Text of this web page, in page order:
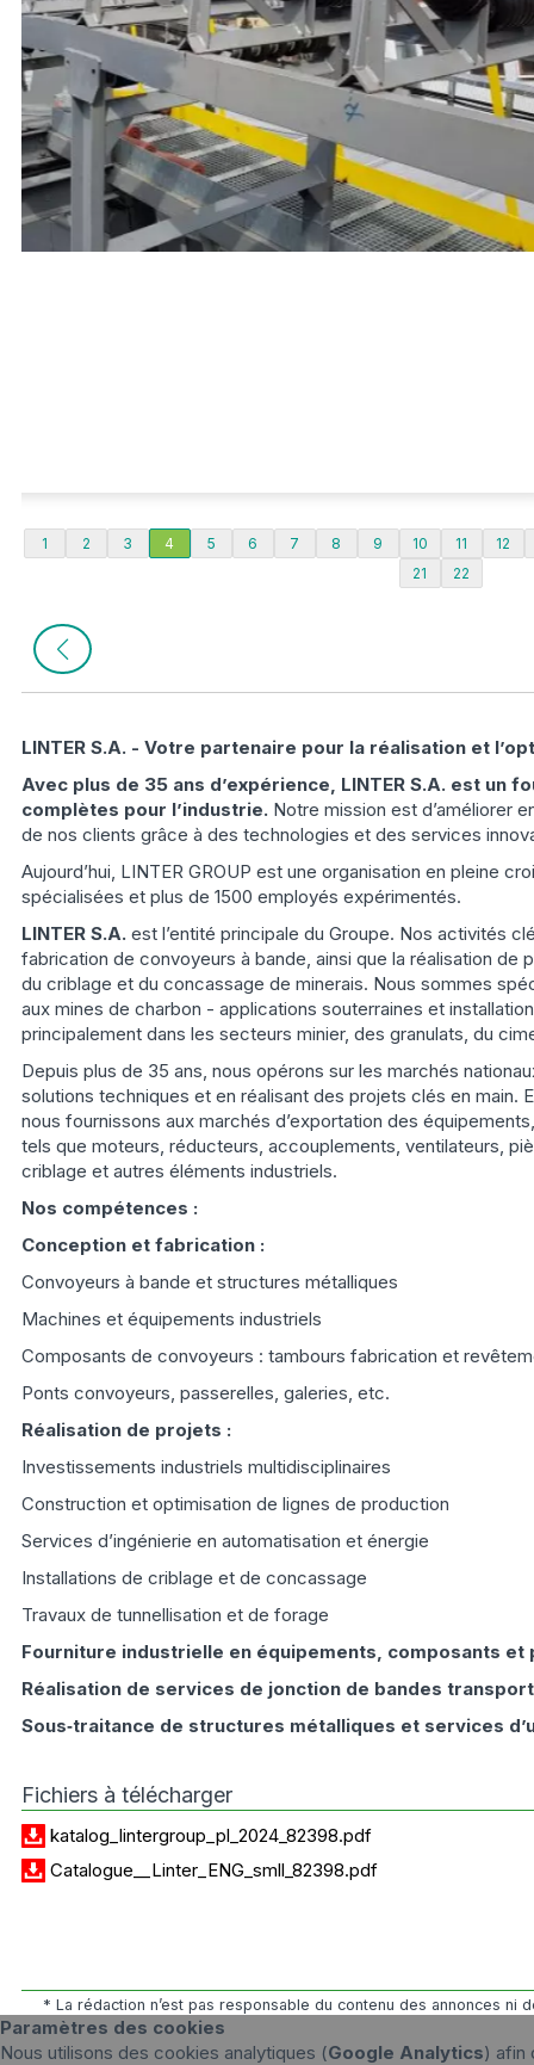
1 2 3 4 5 6 7 8 9 10 11
12
21
22
LINTER S.A. - Votre partenaire pour la réalisation et
Avec plus de 35 ans d’expérience, LINTER S.A. est un
complètes pour l’industrie. Notre mission est d’améliorer
de nos clients grâce à des technologies et des services
Aujourd’hui, LINTER GROUP est une organisation en pleine
spécialisées et plus de 1500 employés expérimentés.
LINTER S.A. est l’entité principale du Groupe. Nos activités
fabrication de convoyeurs à bande, ainsi que la réalisation de
du criblage et du concassage de minerais. Nous sommes
aux mines de charbon - applications souterraines et
principalement dans les secteurs minier, des granulats, du
Depuis plus de 35 ans, nous opérons sur les marchés
solutions techniques et en réalisant des projets clés en main.
nous fournissons aux marchés d’exportation des
tels que moteurs, réducteurs, accouplements, ventilateurs,
criblage et autres éléments industriels.
Nos compétences :
Conception et fabrication :
Convoyeurs à bande et structures métalliques
Machines et équipements industriels
Composants de convoyeurs : tambours fabrication et
Ponts convoyeurs, passerelles, galeries, etc.
Réalisation de projets :
Investissements industriels multidisciplinaires
Construction et optimisation de lignes de production
Services d’ingénierie en automatisation et énergie
Installations de criblage et de concassage
Travaux de tunnellisation et de forage
Fourniture industrielle en équipements, composants et
Réalisation de services de jonction de bandes
Sous‑traitance de structures métalliques et services
Fichiers à télécharger
katalog_lintergroup_pl_2024_82398.pdf
Catalogue__Linter_ENG_smll_82398.pdf
* La rédaction n’est pas responsable du contenu des annonces ni
Paramètres des cookies
Nous utilisons des cookies analytiques (Google Analytics) afin